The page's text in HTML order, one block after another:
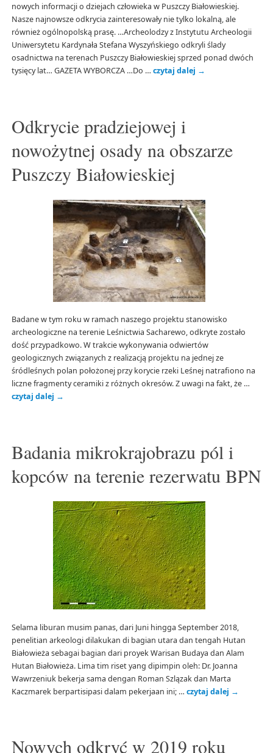
nowych informacji o dziejach człowieka w Puszczy Białowieskiej.
Nasze najnowsze odkrycia zainteresowały nie tylko lokalną, ale
również ogólnopolską prasę. …Archeolodzy z Instytutu Archeologii
Uniwersytetu Kardynała Stefana Wyszyńskiego odkryli ślady
osadnictwa na terenach Puszczy Białowieskiej sprzed ponad dwóch
tysięcy lat… GAZETA WYBORCZA …Do … czytaj dalej →
Odkrycie pradziejowej i
nowożytnej osady na obszarze
Puszczy Białowieskiej
Badane w tym roku w ramach naszego projektu stanowisko
archeologiczne na terenie Leśnictwia Sacharewo, odkryte zostało
dość przypadkowo. W trakcie wykonywania odwiertów
geologicznych związanych z realizacją projektu na jednej ze
śródleśnych polan położonej przy korycie rzeki Leśnej natrafiono na
liczne fragmenty ceramiki z różnych okresów. Z uwagi na fakt, że …
czytaj dalej →
Badania mikrokrajobrazu pól i
kopców na terenie rezerwatu BPN
Selama liburan musim panas, dari Juni hingga September 2018,
penelitian arkeologi dilakukan di bagian utara dan tengah Hutan
Białowieża sebagai bagian dari proyek Warisan Budaya dan Alam
Hutan Białowieża. Lima tim riset yang dipimpin oleh: Dr. Joanna
Wawrzeniuk bekerja sama dengan Roman Szlązak dan Marta
Kaczmarek berpartisipasi dalam pekerjaan ini; … czytaj dalej →
Nowych odkryć w 2019 roku